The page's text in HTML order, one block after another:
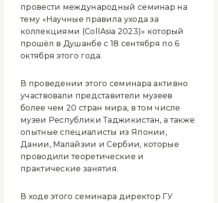
провести международный семинар на
тему «Научные правила ухода за
коллекциями (CollAsia 2023)» который
прошёл в Душанбе с 18 сентября по 6
октября этого года.
В проведении этого семинара активно
участвовали представители музеев
более чем 20 стран мира, в том числе
музеи Республики Таджикистан, а также
опытные специалисты из Японии,
Дании, Малайзии и Сербии, которые
проводили теоретические и
практические занятия.
В ходе этого семинара директор ГУ